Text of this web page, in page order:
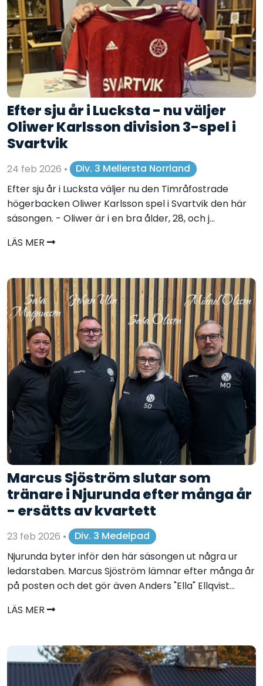
Efter sju år i Lucksta - nu väljer
Oliwer Karlsson division 3-spel i
Svartvik
24 feb 2026 •
Div. 3 Mellersta Norrland
Efter sju år i Lucksta väljer nu den Timråfostrade
högerbacken Oliwer Karlsson spel i Svartvik den här
säsongen. - Oliwer är i en bra ålder, 28, och j...
LÄS MER
Marcus Sjöström slutar som
tränare i Njurunda efter många år
- ersätts av kvartett
23 feb 2026 •
Div. 3 Medelpad
Njurunda byter inför den här säsongen ut några ur
ledarstaben. Marcus Sjöström lämnar efter många år
på posten och det gör även Anders "Ella" Ellqvist...
LÄS MER